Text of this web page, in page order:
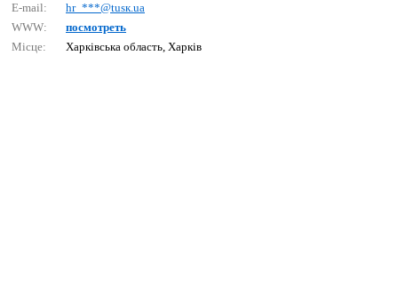
E-mail:
hr_***@tusк.uа
WWW:
посмотреть
Місце:
Харківська область, Харків